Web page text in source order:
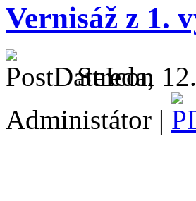
Vernisáž z 1.
Streda,
Administátor |